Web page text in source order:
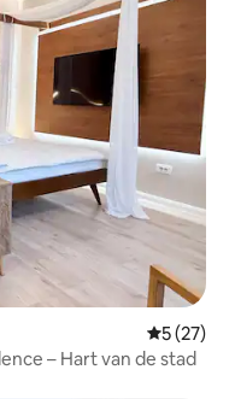
5 (27)
– Hart van de stad